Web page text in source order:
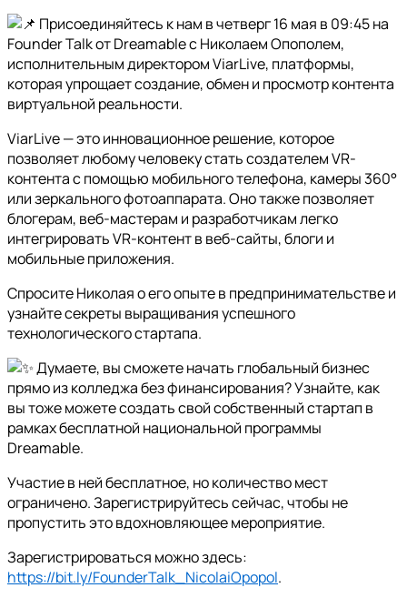
Присоединяйтесь к нам в четверг 16 мая в 09:45 на
Founder Talk от Dreamable с Николаем Опополем,
исполнительным директором ViarLive, платформы,
которая упрощает создание, обмен и просмотр контента
виртуальной реальности.
ViarLive — это инновационное решение, которое
позволяет любому человеку стать создателем VR-
контента с помощью мобильного телефона, камеры 360°
или зеркального фотоаппарата. Оно также позволяет
блогерам, веб-мастерам и разработчикам легко
интегрировать VR-контент в веб-сайты, блоги и
мобильные приложения.
Спросите Николая о его опыте в предпринимательстве и
узнайте секреты выращивания успешного
технологического стартапа.
Думаете, вы сможете начать глобальный бизнес
прямо из колледжа без финансирования? Узнайте, как
вы тоже можете создать свой собственный стартап в
рамках бесплатной национальной программы
Dreamable.
Участие в ней бесплатное, но количество мест
ограничено. Зарегистрируйтесь сейчас, чтобы не
пропустить это вдохновляющее мероприятие.
Зарегистрироваться можно здесь:
https://bit.ly/FounderTalk_NicolaiOpopol.